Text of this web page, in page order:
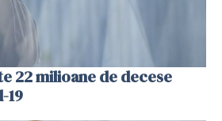
22 milioane de decese
19